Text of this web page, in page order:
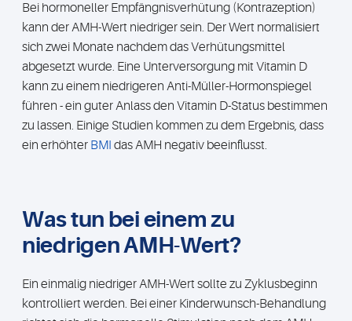
Bei hormoneller Empfängnisverhütung (Kontrazeption)
kann der AMH-Wert niedriger sein. Der Wert normalisiert
sich zwei Monate nachdem das Verhütungsmittel
abgesetzt wurde. Eine Unterversorgung mit Vitamin D
kann zu einem niedrigeren Anti-Müller-Hormonspiegel
führen - ein guter Anlass den Vitamin D-Status bestimmen
zu lassen. Einige Studien kommen zu dem Ergebnis, dass
ein erhöhter BMI das AMH negativ beeinflusst.
Was tun bei einem zu
niedrigen AMH-Wert?
Ein einmalig niedriger AMH-Wert sollte zu Zyklusbeginn
kontrolliert werden. Bei einer Kinderwunsch-Behandlung